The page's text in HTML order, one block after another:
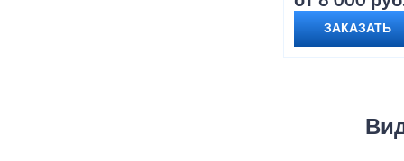
ЗАКАЗАТЬ